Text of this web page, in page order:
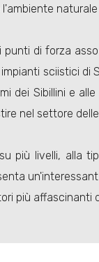
punti di forza
sciistici
dei Sibillini e
nel settore
più livelli, alla
più affascinanti